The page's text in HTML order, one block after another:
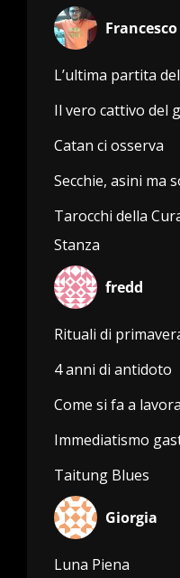
L’ultima partita
Il vero cattivo del
Catan ci osserva
Secchie, asini ma
Tarocchi della
Stanza
fredd
Rituali di
4 anni di antidoto
Come si fa a
Immediatismo
Taitung Blues
Giorgia
Luna Piena